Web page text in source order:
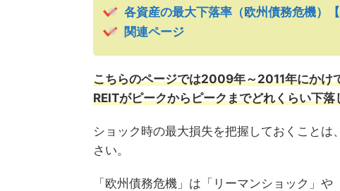
各資産の最大下落率（欧州債務危機）【
関連ページ
こちらのページでは2009年～2011年にかけ
REITがピークからピークまでどれくらい下
ショック時の最大損失を把握しておくこと
さい。
「欧州債務危機」は「リーマンショック」